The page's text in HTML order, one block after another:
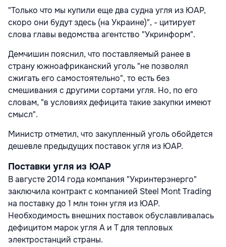
"Только что мы купили еще два судна угля из ЮАР,
скоро они будут здесь (на Украине)", - цитирует
слова главы ведомства агентство "Укринформ".
Демчишин пояснил, что поставляемый ранее в
страну южноафриканский уголь "не позволял
сжигать его самостоятельно", то есть без
смешивания с другими сортами угля. Но, по его
словам, "в условиях дефицита такие закупки имеют
смысл".
Министр отметил, что закупленный уголь обойдется
дешевле предыдущих поставок угля из ЮАР.
Поставки угля из ЮАР
В августе 2014 года компания "Укринтерэнерго"
заключила контракт с компанией Steel Mont Trading
на поставку до 1 млн тонн угля из ЮАР.
Необходимость внешних поставок обуславливалась
дефицитом марок угля А и Т для тепловых
электростанций страны.